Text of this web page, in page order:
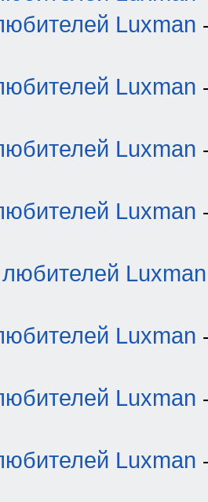
Luxman
Luxman
Luxman
Luxman
Luxman
Luxman
Luxman
Luxman